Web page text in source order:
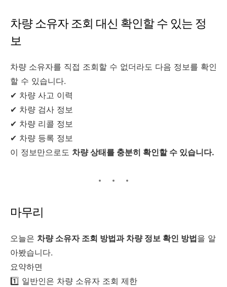
차량 소유자 조회 대신 확인할 수 있는 정
보
차량 소유자를 직접 조회할 수 없더라도 다음 정보를 확인
할 수 있습니다.
✔ 차량 사고 이력
✔ 차량 검사 정보
✔ 차량 리콜 정보
✔ 차량 등록 정보
이 정보만으로도 차량 상태를 충분히 확인할 수 있습니다.
마무리
오늘은 차량 소유자 조회 방법과 차량 정보 확인 방법을 알
아봤습니다.
요약하면
1️⃣ 일반인은 차량 소유자 조회 제한